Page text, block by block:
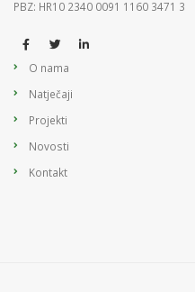
PBZ: HR10 2340 0091 1160 3471 3
O nama
Natječaji
Projekti
Novosti
Kontakt